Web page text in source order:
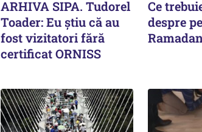
ARHIVA SIPA. Tudorel
Toader: Eu știu că au
fost vizitatori fără
certificat ORNISS
Ce
despre